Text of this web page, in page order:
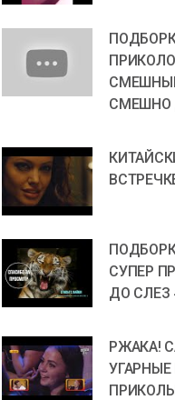
СМЕШНО
СУПЕР
ДО СЛЕЗ
РЖАКА!